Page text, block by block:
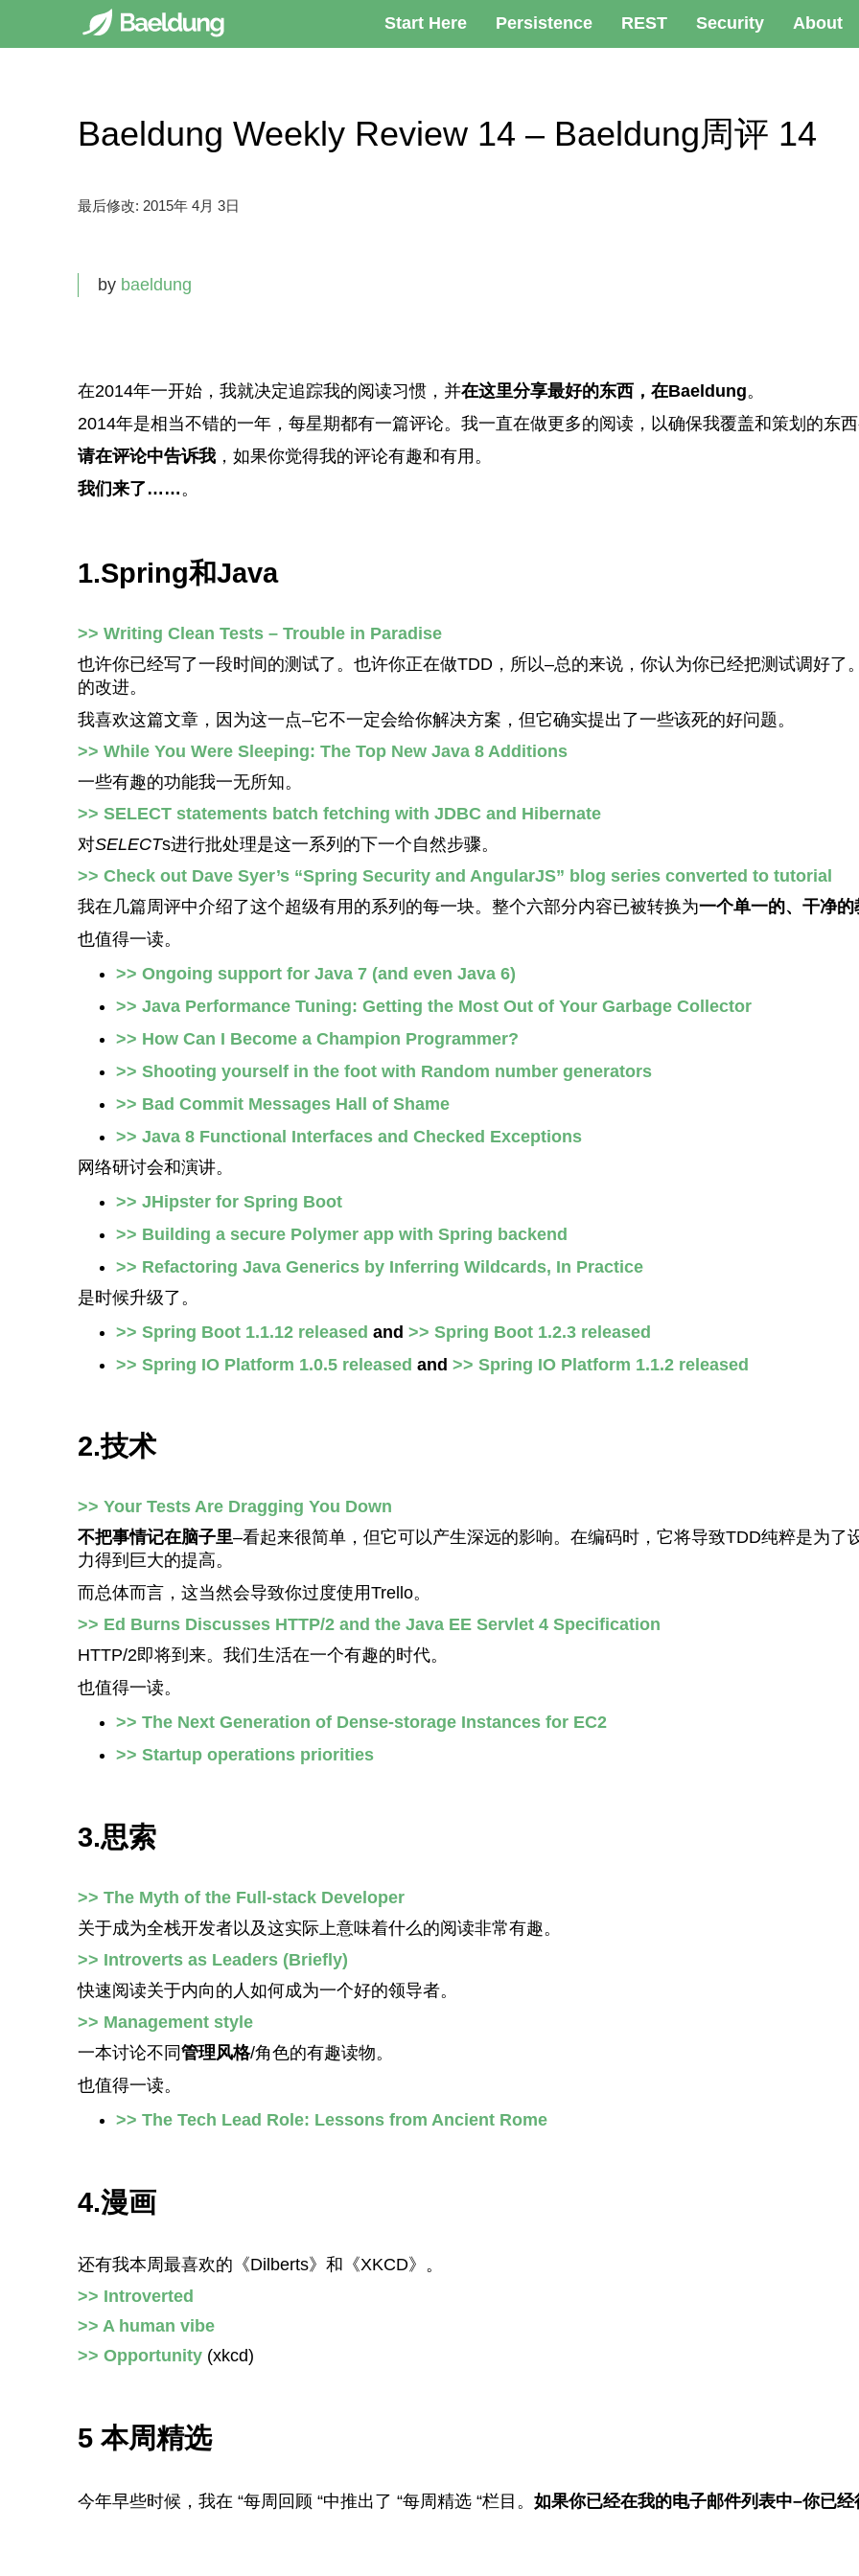
Start Here Persistence REST Security About
Baeldung Weekly Review 14 – Baeldung周评 14
最后修改: 2015年 4月 3日
by baeldung
在2014年一开始，我就决定追踪我的阅读习惯，并在这里分享最好的东西，在Baeldung。
2014年是相当不错的一年，每星期都有一篇评论。我一直在做更多的阅读，以确保我覆盖和策划的东
请在评论中告诉我，如果你觉得我的评论有趣和有用。
我们来了……。
1.Spring和Java
>> Writing Clean Tests – Trouble in Paradise
也许你已经写了一段时间的测试了。也许你正在做TDD，所以–总的来说，你认为你已经把测试调好了
的改进。
我喜欢这篇文章，因为这一点–它不一定会给你解决方案，但它确实提出了一些该死的好问题。
>> While You Were Sleeping: The Top New Java 8 Additions
一些有趣的功能我一无所知。
>> SELECT statements batch fetching with JDBC and Hibernate
对SELECTs进行批处理是这一系列的下一个自然步骤。
>> Check out Dave Syer’s “Spring Security and AngularJS” blog series converted to tutorial
我在几篇周评中介绍了这个超级有用的系列的每一块。整个六部分内容已被转换为一个单一的、干净的
也值得一读。
>> Ongoing support for Java 7 (and even Java 6)
>> Java Performance Tuning: Getting the Most Out of Your Garbage Collector
>> How Can I Become a Champion Programmer?
>> Shooting yourself in the foot with Random number generators
>> Bad Commit Messages Hall of Shame
>> Java 8 Functional Interfaces and Checked Exceptions
网络研讨会和演讲。
>> JHipster for Spring Boot
>> Building a secure Polymer app with Spring backend
>> Refactoring Java Generics by Inferring Wildcards, In Practice
是时候升级了。
>> Spring Boot 1.1.12 released and >> Spring Boot 1.2.3 released
>> Spring IO Platform 1.0.5 released and >> Spring IO Platform 1.1.2 released
2.技术
>> Your Tests Are Dragging You Down
不把事情记在脑子里–看起来很简单，但它可以产生深远的影响。在编码时，它将导致TDD纯粹是为
力得到巨大的提高。
而总体而言，这当然会导致你过度使用Trello。
>> Ed Burns Discusses HTTP/2 and the Java EE Servlet 4 Specification
HTTP/2即将到来。我们生活在一个有趣的时代。
也值得一读。
>> The Next Generation of Dense-storage Instances for EC2
>> Startup operations priorities
3.思索
>> The Myth of the Full-stack Developer
关于成为全栈开发者以及这实际上意味着什么的阅读非常有趣。
>> Introverts as Leaders (Briefly)
快速阅读关于内向的人如何成为一个好的领导者。
>> Management style
一本讨论不同管理风格/角色的有趣读物。
也值得一读。
>> The Tech Lead Role: Lessons from Ancient Rome
4.漫画
还有我本周最喜欢的《Dilberts》和《XKCD》。
>> Introverted
>> A human vibe
>> Opportunity (xkcd)
5 本周精选
今年早些时候，我在 “每周回顾 “中推出了 “每周精选 “栏目。 如果你已经在我的电子邮件列表中–你已经